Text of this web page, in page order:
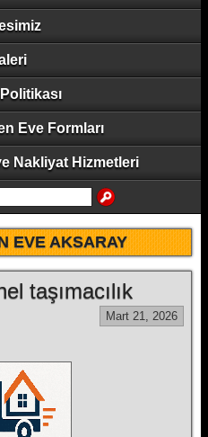
Eve Formları
Nakliyat Hizmetleri
EVE AKSARAY
taşımacılık
Mart 21, 2026